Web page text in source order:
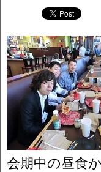
会期中の昼食か